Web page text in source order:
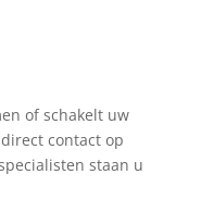
of schakelt uw
contact op
staan u